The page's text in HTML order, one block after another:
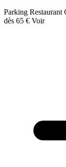
Parking Restaurant
dès 65 € Voir